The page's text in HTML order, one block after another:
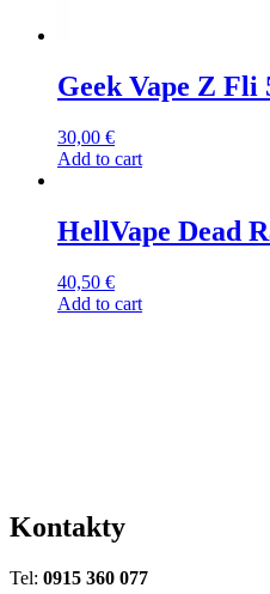
Geek Vape Z Fli
30,00 €
Add to cart
HellVape Dead
40,50 €
Add to cart
Kontakty
Tel: 0915 360 077